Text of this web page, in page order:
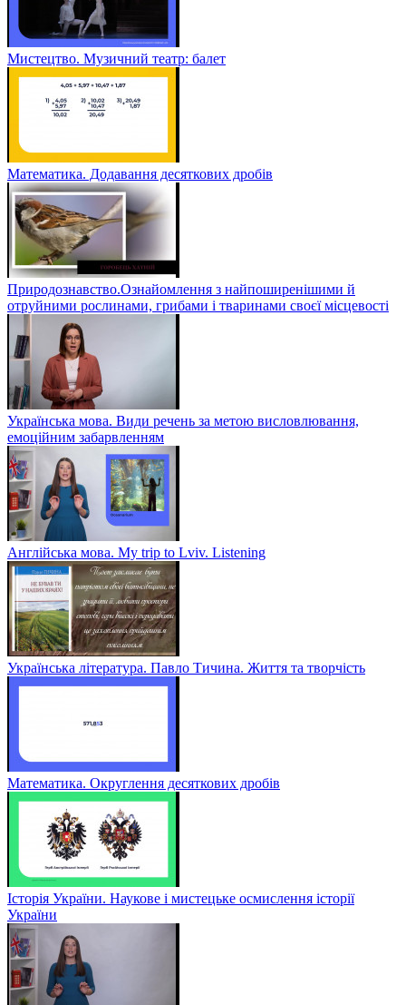
Українська література. Павло Тичина. «Гаї шумлять…»,
«Блакить мою душу обвіяла…»
Мистецтво. Музичний театр: балет
Математика. Додавання десяткових дробів
Природознавство.Ознайомлення з найпоширенішими й
отруйними рослинами, грибами і тваринами своєї місцевості
Українська мова. Види речень за метою висловлювання,
емоційним забарвленням
Англійська мова. My trip to Lviv. Listening
Українська література. Павло Тичина. Життя та творчість
Математика. Округлення десяткових дробів
Історія України. Наукове і мистецьке осмислення історії
України